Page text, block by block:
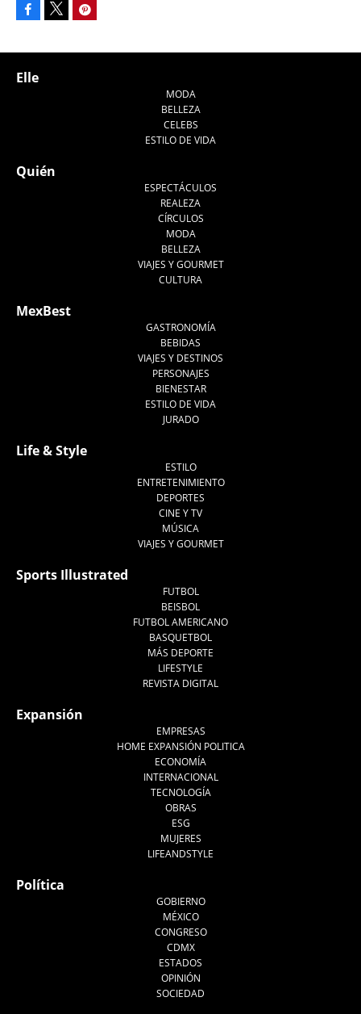
Facebook
Elle
MODA
BELLEZA
CELEBS
ESTILO DE VIDA
Quién
ESPECTÁCULOS
REALEZA
CÍRCULOS
MODA
BELLEZA
VIAJES Y GOURMET
CULTURA
MexBest
GASTRONOMÍA
BEBIDAS
VIAJES Y DESTINOS
PERSONAJES
BIENESTAR
ESTILO DE VIDA
JURADO
Life & Style
ESTILO
ENTRETENIMIENTO
DEPORTES
CINE Y TV
MÚSICA
VIAJES Y GOURMET
Sports Illustrated
FUTBOL
BEISBOL
FUTBOL AMERICANO
BASQUETBOL
MÁS DEPORTE
LIFESTYLE
REVISTA DIGITAL
Expansión
EMPRESAS
HOME EXPANSIÓN POLITICA
ECONOMÍA
INTERNACIONAL
TECNOLOGÍA
OBRAS
ESG
MUJERES
LIFEANDSTYLE
Política
GOBIERNO
MÉXICO
CONGRESO
CDMX
ESTADOS
OPINIÓN
SOCIEDAD